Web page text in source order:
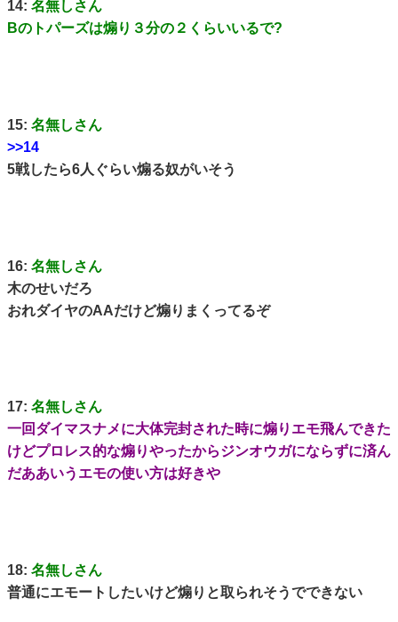
14: 名無しさん
Bのトパーズは煽り３分の２くらいいるで?
15: 名無しさん
>>14
5戦したら6人ぐらい煽る奴がいそう
16: 名無しさん
木のせいだろ
おれダイヤのAAだけど煽りまくってるぞ
17: 名無しさん
一回ダイマスナメに大体完封された時に煽りエモ飛んできた
けどプロレス的な煽りやったからジンオウガにならずに済ん
だああいうエモの使い方は好きや
18: 名無しさん
普通にエモートしたいけど煽りと取られそうでできない